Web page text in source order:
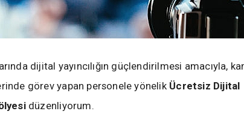
dijital yayıncılığın güçlendirilmesi amacıyla,
görev yapan personele yönelik Ücretsiz Dijital
düzenliyorum.